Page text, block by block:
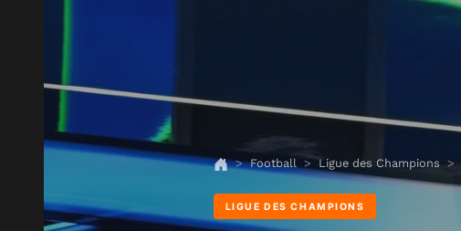
Football Ligue des Champions
LIGUE DES CHAMPIONS